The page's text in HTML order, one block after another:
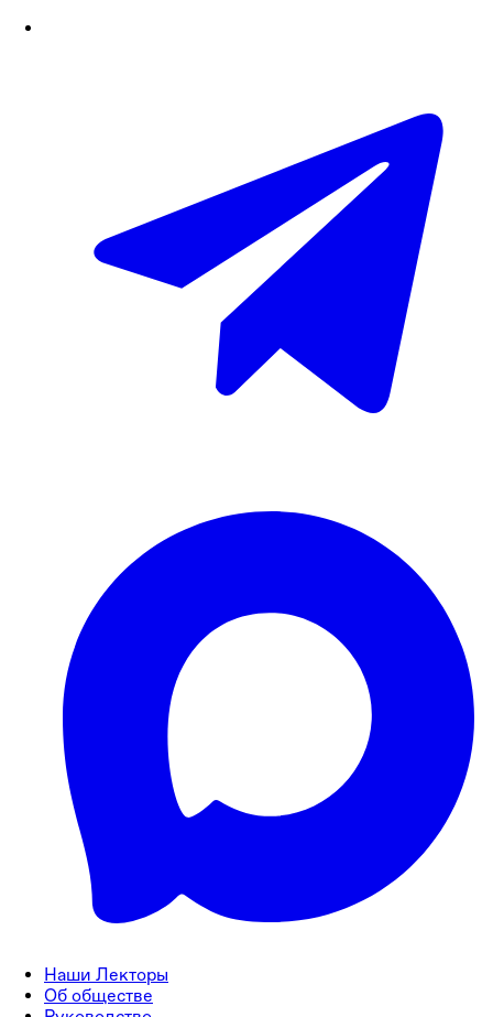
Наши Лекторы
Об обществе